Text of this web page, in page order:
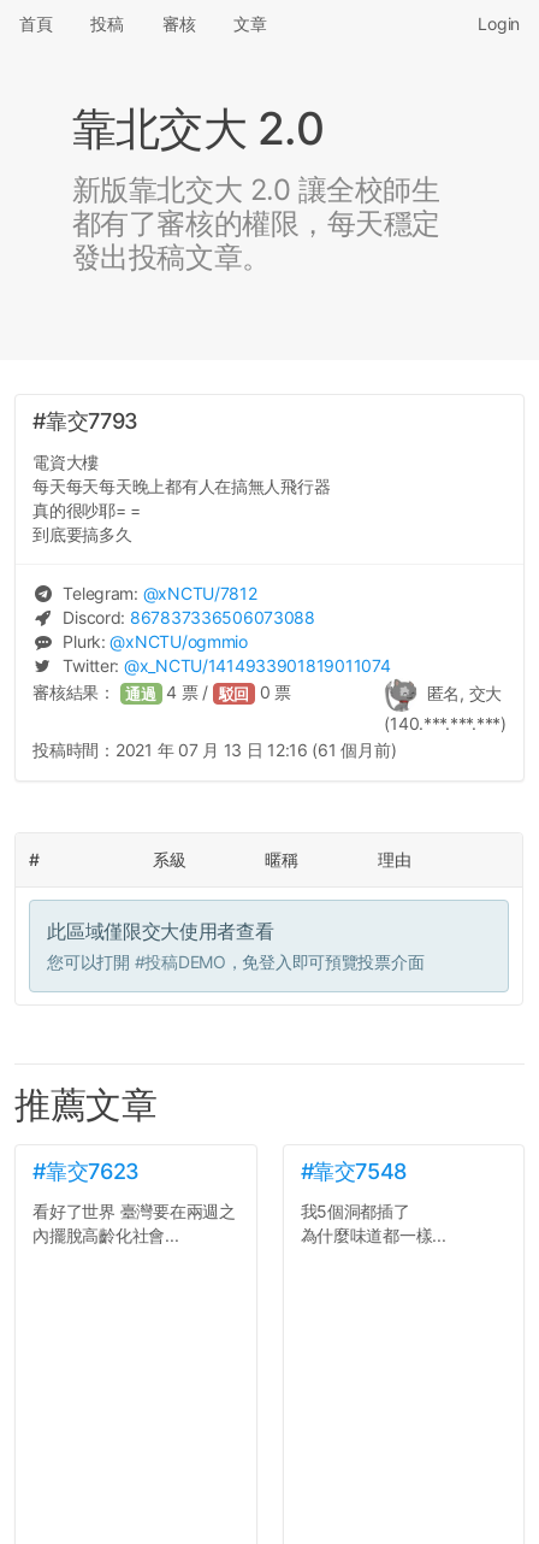
首頁 投稿 審核 文章 Login
靠北交大 2.0
新版靠北交大 2.0 讓全校師生
都有了審核的權限，每天穩定
發出投稿文章。
#靠交7793
電資大樓
每天每天每天晚上都有人在搞無人飛行器
真的很吵耶= =
到底要搞多久
Telegram: @xNCTU/7812
Discord: 867837336506073088
Plurk:@xNCTU/ogmmio
Twitter: @x_NCTU/1414933901819011074
匿名, 交大
(140.***.***.***)
審核結果： 通過 4 票 / 駁回 0 票
投稿時間： 2021 年 07 月 13 日 12:16 (61 個月前)
# 系級 暱稱 理由
此區域僅限交大使用者查看
您可以打開 #投稿DEMO ，免登入即可預覽投票介面
推薦文章
#靠交7623
看好了世界 臺灣要在兩週之
內擺脫高齡化社會...
#靠交7548
我5個洞都插了
為什麼味道都一樣...